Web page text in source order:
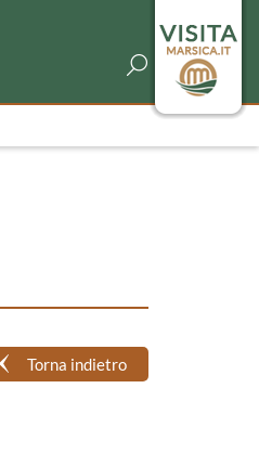
Torna indietro